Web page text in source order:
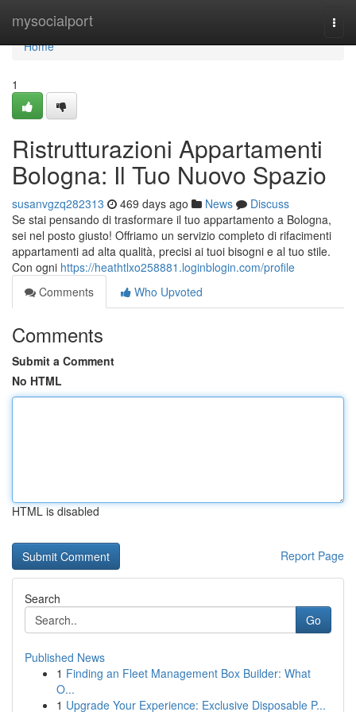
mysocialport
Home
Home
1
Ristrutturazioni Appartamenti
Bologna: Il Tuo Nuovo Spazio
susanvgzq282313 469 days ago News
Discuss
Se stai pensando di trasformare il tuo appartamento a Bologna,
sei nel posto giusto! Offriamo un servizio completo di rifacimenti
appartamenti ad alta qualità, precisi ai tuoi bisogni e al tuo stile.
Con ogni https://heathtlxo258881.loginblogin.com/profile
Comments
Who Upvoted
Comments
Submit a Comment
No HTML
HTML is disabled
Report Page
Search
Go
Published News
1 Finding an Fleet Management Box Builder: What
O...
1 Upgrade Your Experience: Exclusive Disposable P...